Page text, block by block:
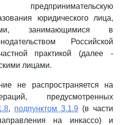
юридического лица,
занимающимися в
Российской
практикой (далее -
лицами.
не распространяется на
предусмотренных
, подпунктом 3.1.9 (в части
на инкассо) и